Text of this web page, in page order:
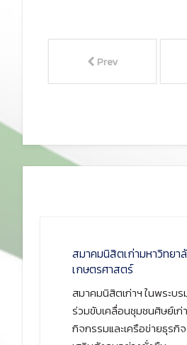
Prev
สมาคมนิสิตเก่ามหาวิทยา
เกษตรศาสตร์
สมาคมนิสิตเก่าฯ ในพระบ
ร่วมขับเคลื่อนชุมชนศิษย์เ
กิจกรรมและเครือข่ายธุรกิ